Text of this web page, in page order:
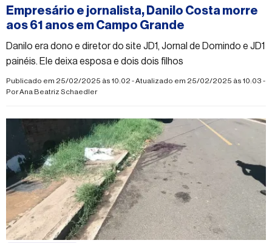
Empresário e jornalista, Danilo Costa morre
aos 61 anos em Campo Grande
Danilo era dono e diretor do site JD1, Jornal de Domindo e JD1
painéis. Ele deixa esposa e dois dois filhos
Publicado em 25/02/2025 às 10:02 - Atualizado em 25/02/2025 às 10:03 -
PorAna Beatriz Schaedler